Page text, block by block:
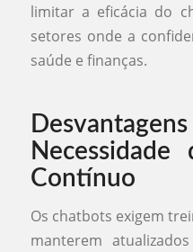
limitar a eficácia do
setores onde a
saúde e finanças.
Necessidade
Contínuo
Os chatbots exigem
manterem